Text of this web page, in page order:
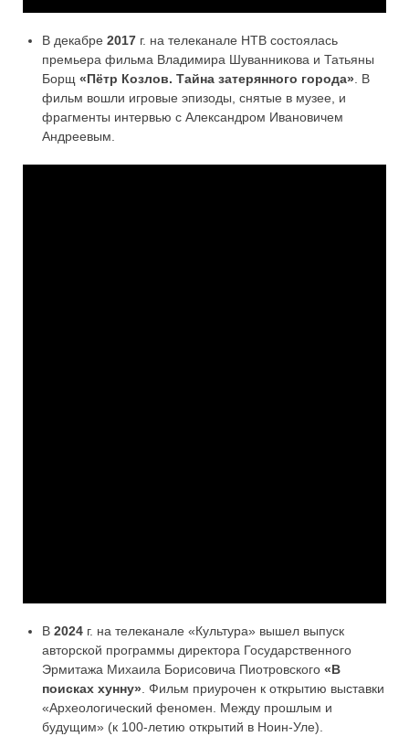
В декабре 2017 г. на телеканале НТВ состоялась
премьера фильма Владимира Шуванникова и Татьяны
Борщ «Пётр Козлов. Тайна затерянного города» . В
фильм вошли игровые эпизоды, снятые в музее, и
фрагменты интервью с Александром Ивановичем
Андреевым.
В 2024 г. на телеканале «Культура» вышел выпуск
авторской программы директора Государственного
Эрмитажа Михаила Борисовича Пиотровского «В
поисках хунну» . Фильм приурочен к открытию выставки
«Археологический феномен. Между прошлым и
будущим» (к 100-летию открытий в Ноин-Уле).